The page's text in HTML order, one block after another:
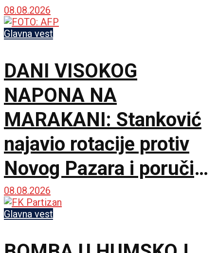
08.08.2026
Glavna vest
DANI VISOKOG
NAPONA NA
MARAKANI: Stanković
najavio rotacije protiv
Novog Pazara i poručio
– Nije pitanje života i
smrti, ali hoću
maksimum!
08.08.2026
Glavna vest